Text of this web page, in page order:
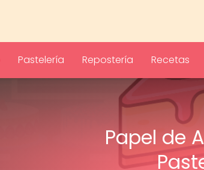
Pastelería Repostería Recetas
Papel de